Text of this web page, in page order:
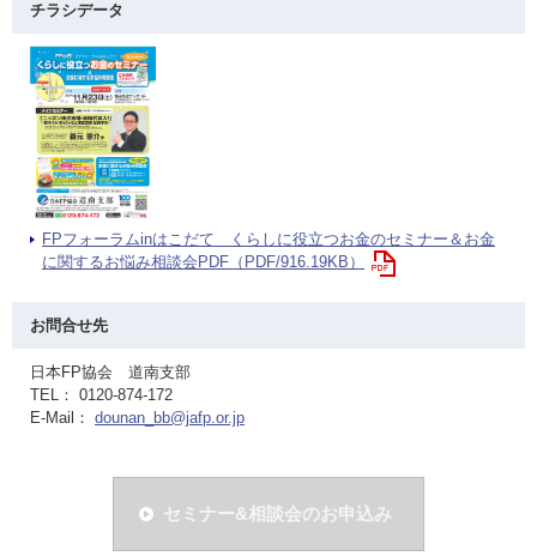
チラシデータ
FPフォーラムinはこだて くらしに役立つお金のセミナー＆お金
に関するお悩み相談会PDF（PDF/916.19KB）
お問合せ先
日本FP協会 道南支部
TEL： 0120-874-172
E-Mail： dounan_bb@jafp.or.jp
セミナー&相談会のお申込み